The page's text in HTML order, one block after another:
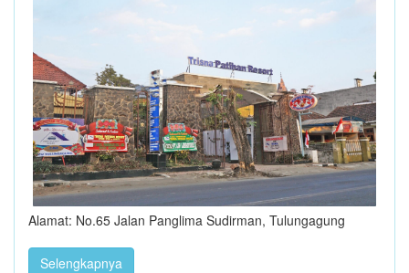
Alamat: No.65 Jalan Panglima Sudirman, Tulungagung
Selengkapnya